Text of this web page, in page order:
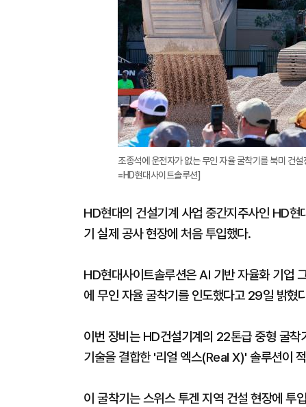
조종석에 운전자가 없는 무인 자율 굴착기를 북미 건
=HD현대사이트솔루션]
HD현대의 건설기계 사업 중간지주사인 HD
기 실제 공사 현장에 처음 투입했다.
HD현대사이트솔루션은 AI 기반 자율화 기업
에 무인 자율 굴착기를 인도했다고 29일 밝혔
이번 장비는 HD건설기계의 22톤급 중형 굴
기술을 결합한 '리얼 엑스(Real X)' 솔루션이
이 굴착기는 스위스 투겐 지역 건설 현장에